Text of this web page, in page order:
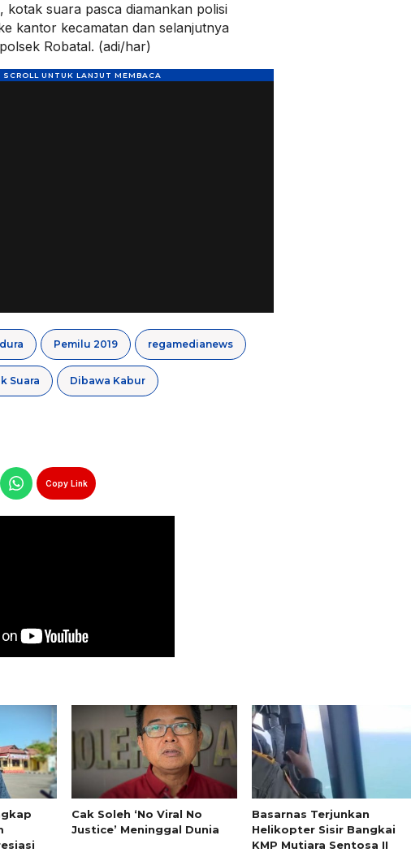
kotak suara pasca diamankan polisi
kantor kecamatan dan selanjutnya
Robatal. (adi/har)
Pemilu 2019 regamedianews
Suara Dibawa Kabur
Copy Link
Cak Soleh ‘No Viral No
Justice’ Meninggal Dunia
Basarnas Terjunkan
Helikopter Sisir Bangkai
KMP Mutiara Sentosa II